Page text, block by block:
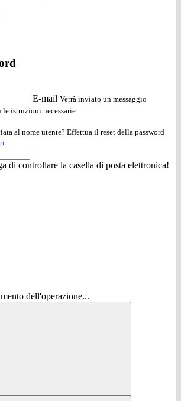
E-mail Verrà inviato un messaggio
istruzioni necessarie.
al nome utente? Effettua il reset della password
di controllare la casella di posta elettronica!
dell'operazione...